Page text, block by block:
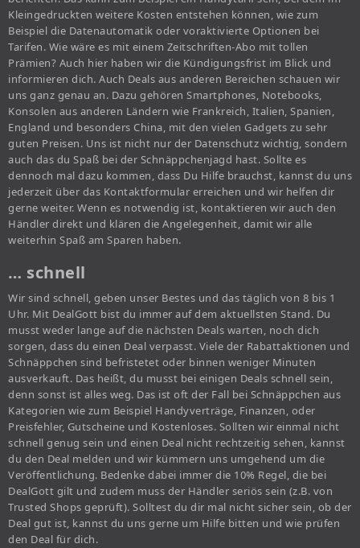
Kleingedruckten weitere Kosten entstehen können, wie zum
Beispiel die Datenautomatik oder voraktivierte Optionen bei
Tarifen. Wie wäre es mit einem Zeitschriften-Abo mit tollen
Prämien? Auch hier haben wir die Kündigungsfrist im Blick und
informieren dich. Auch Deals aus anderen Bereichen schauen wir
uns ganz genau an. Dazu gehören Smartphones, Notebooks,
Konsolen aus anderen Ländern wie Frankreich, Italien, Spanien,
England und besonders China, mit den vielen Gadgets zu sehr
guten Preisen. Uns ist nicht nur der Datenschutz wichtig, sondern
auch das du Spaß bei der Schnäppchenjagd hast. Sollte es
dennoch mal dazu kommen, dass Du Hilfe brauchst, kannst du uns
jederzeit über das Kontaktformular erreichen und wir helfen dir
gerne weiter. Wenn es notwendig ist, kontaktieren wir auch den
Händler direkt und klären die Angelegenheit, damit wir alle
weiterhin Spaß am Sparen haben.
… schnell
Wir sind schnell, geben unser Bestes und das täglich von 8 bis 1
Uhr. Mit DealGott bist du immer auf dem aktuellsten Stand. Du
musst weder lange auf die nächsten Deals warten, noch dich
sorgen, dass du einen Deal verpasst. Viele der Rabattaktionen und
Schnäppchen sind befristetet oder binnen weniger Minuten
ausverkauft. Das heißt, du musst bei einigen Deals schnell sein,
denn sonst ist alles weg. Das ist oft der Fall bei Schnäppchen aus
Kategorien wie zum Beispiel Handyverträge, Finanzen, oder
Preisfehler, Gutscheine und Kostenloses. Sollten wir einmal nicht
schnell genug sein und einen Deal nicht rechtzeitig sehen, kannst
du den Deal melden und wir kümmern uns umgehend um die
Veröffentlichung. Bedenke dabei immer die 10% Regel, die bei
DealGott gilt und zudem muss der Händler seriös sein (z.B. von
Trusted Shops geprüft). Solltest du dir mal nicht sicher sein, ob der
Deal gut ist, kannst du uns gerne um Hilfe bitten und wie prüfen
den Deal für dich.